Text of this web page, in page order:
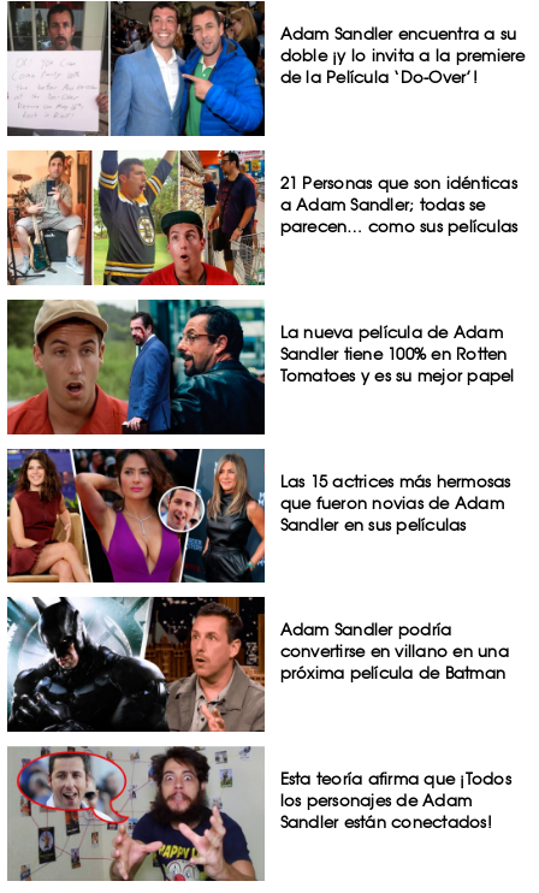
Adam Sandler encuentra a su
doble ¡y lo invita a la premiere
de la Película ‘Do-Over’!
21 Personas que son idénticas
a Adam Sandler; todas se
parecen… como sus películas
La nueva película de Adam
Sandler tiene 100% en Rotten
Tomatoes y es su mejor papel
Las 15 actrices más hermosas
que fueron novias de Adam
Sandler en sus películas
Adam Sandler podría
convertirse en villano en una
próxima película de Batman
Esta teoría afirma que ¡Todos
los personajes de Adam
Sandler están conectados!